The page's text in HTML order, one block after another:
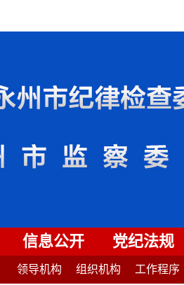
信息公开 党纪法规
领导机构 组织机构 工作程序